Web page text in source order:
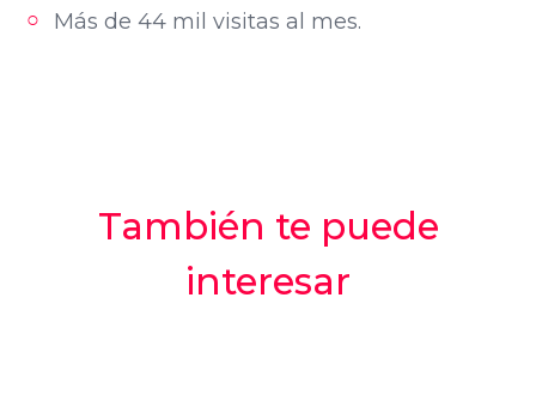
Más de 44 mil visitas al mes.
También te puede
interesar